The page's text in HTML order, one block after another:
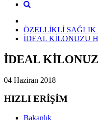
ÖZELLİKLİ SAĞLIK
İDEAL KİLONUZU
İDEAL
04 Haziran 2018
HIZLI ERİŞİM
Bakanlık